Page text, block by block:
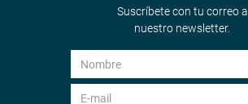
Suscríbete con tu correo a
nuestro newsletter.